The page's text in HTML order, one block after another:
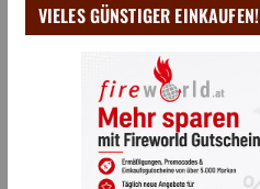
VIELES GÜNSTIGER EINKAUFEN!